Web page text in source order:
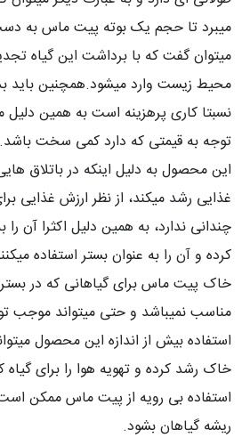
میبرد تا حجم یک بوته پیت ماس به
میتوان گفت که با برداشت این گیاه
محیط زیست وارد میشود.همچنین باید
نسبتا کاری پرهزینه است به همین
توجه به قیمتی که دارد کمی سخت باشد.
این محصول به دلیل اینکه در باتلاق
غذایی رشد میکند، از نظر ارزش غذایی
چندانی ندارد، به همین دلیل اکثرا آن
کرده و آن را به عنوان بستر استفاده
خاک پیت ماس برای گیاهانی که در بستر
مناسب نمیباشد و حتی میتواند موجب
استفاده بیش از اندازه این محصول
خاک رشد کرده و تهویه هوا را برای گیاه
استفاده بی رویه از پیت ماس ممکن
ریشه گیاهان بشود.